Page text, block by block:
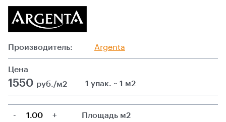
Производитель: Argenta
Цена
1550 руб./м2 1 упак. ~ 1 м2
- +
Площадь м2